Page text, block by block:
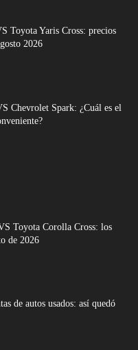
Toyota Yaris Cross: precios
2026
Chevrolet Spark: ¿Cuál es el
Toyota Corolla Cross: los
de 2026
de autos usados: así quedó